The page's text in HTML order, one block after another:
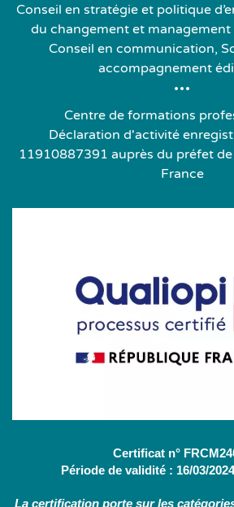
Conseil en stratégie et politique
du changement et
Conseil en communication,
accompagnement
Centre de formations
Déclaration d'activité
11910887391 auprès du préfet
France
Certificat n°
Période de validité : 16/03/
La certification porte sur les